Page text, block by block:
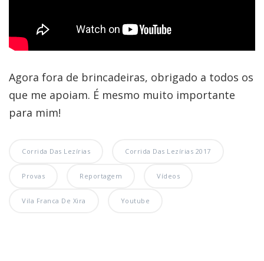
Agora fora de brincadeiras, obrigado a todos os
que me apoiam. É mesmo muito importante
para mim!
Corrida Das Lezírias Corrida Das Lezírias 2017
Provas Reportagem Vídeos
Vila Franca De Xira Youtube